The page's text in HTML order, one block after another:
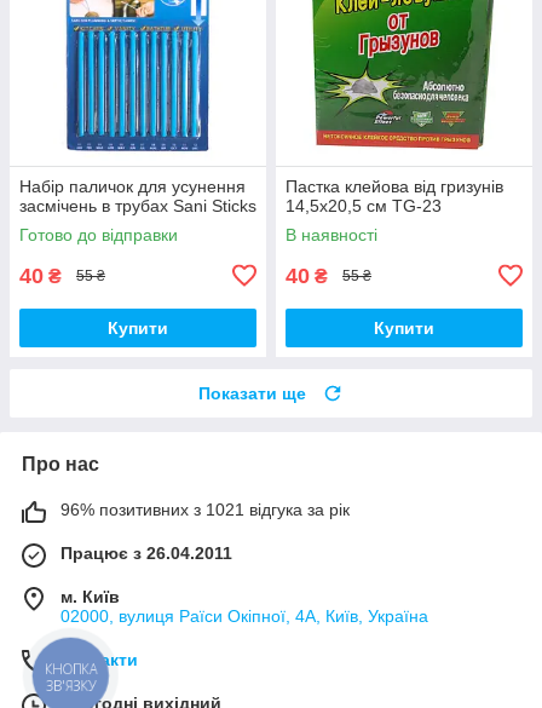
Набір паличок для усунення
засмічень в трубах Sani Sticks
Готово до відправки
40 ₴ 55 ₴
Купити
Пастка клейова від гризунів
14,5х20,5 см TG-23
В наявності
40 ₴ 55 ₴
Купити
Показати ще
Про нас
96% позитивних з 1021 відгука за рік
Працює з 26.04.2011
м. Київ
02000, вулиця Раїси Окіпної, 4А, Київ, Україна
Контакти
Сьогодні вихідний
КНОПКА
ЗВ'ЯЗКУ